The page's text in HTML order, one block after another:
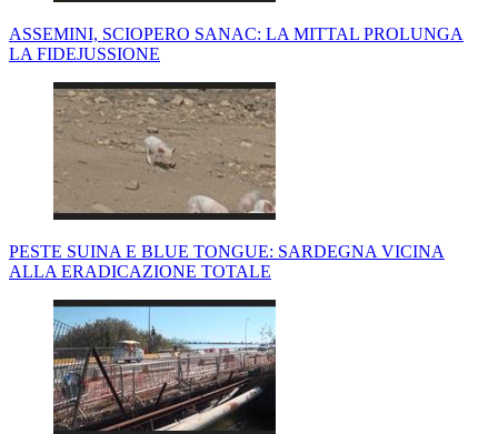
ASSEMINI, SCIOPERO SANAC: LA MITTAL PROLUNGA
LA FIDEJUSSIONE
PESTE SUINA E BLUE TONGUE: SARDEGNA VICINA
ALLA ERADICAZIONE TOTALE